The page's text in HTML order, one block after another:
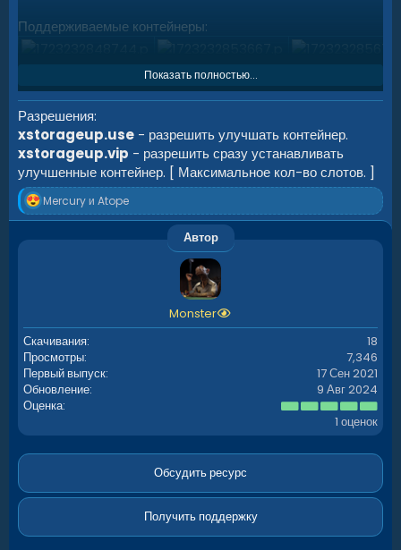
Поддерживаемые контейнеры:
РАБОТА с плагином на Рюкзак.
Обзор:
Показать полностью...
Разрешения
xstorageup.use - разрешить улучшать контейнер.
xstorageup.vip - разрешить сразу устанавливать
улучшенные контейнер. [ Максимальное кол-во слотов. ]
Р
е
к
Mercuryи Atope
Автор
Monster
Скачивания
18
Просмотры
7,346
Первый выпуск
17 Сен 2021
Обновление
9 Авг 2024
Оценка
5
.
0
з
ё
з
1 оценок
Обсудить ресурс
Получить поддержку